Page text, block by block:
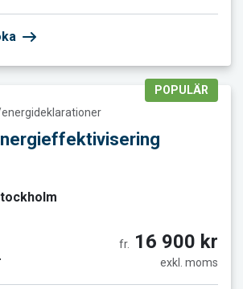
Praktisk energieffektiviseringPOPULÄR
fr. 16 900 kr
exkl. moms